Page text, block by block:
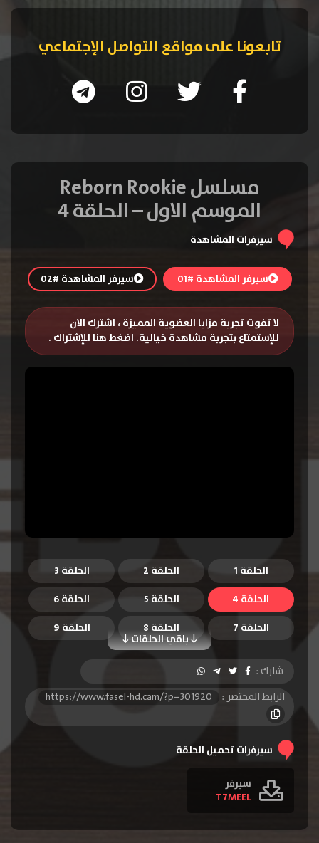
تابعونا على مواقع التواصل الإجتماعي
مسلسل Reborn Rookie
الموسم الاول – الحلقة 4
سيرفرات المشاهدة
سيرفر المشاهدة #01 سيرفر المشاهدة #02
لا تفوت تجربة مزايا العضوية المميزة ، اشترك الان
للإستمتاع بتجربة مشاهدة خيالية. اضغط هنا للإشتراك .
الحلقة 1 الحلقة 2
الحلقة 3
الحلقة 4
الحلقة 5 الحلقة 6
باقي الحلقات
الحلقة 7 الحلقة 8
الحلقة 9
الحلقة 11
شارك :
الرابط المختصر :
https://www.fasel-hd.cam/?p=301920
سيرفرات تحميل الحلقة
سيرفر
T7MEEL